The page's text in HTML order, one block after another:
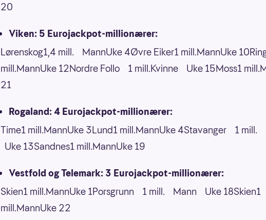
20
Viken: 5 Eurojackpot-millionærer:
Lørenskog1,4 mill. MannUke 4Øvre Eiker1 mill.MannUke
mill.MannUke 12Nordre Follo 1 mill.Kvinne Uke 15Moss1
21
Rogaland: 4 Eurojackpot-millionærer:
Time1 mill.MannUke 3Lund1 mill.MannUke 4Stavanger 1
Uke 13Sandnes1 mill.MannUke 19
Vestfold og Telemark: 3 Eurojackpot-millionærer:
Skien1 mill.MannUke 1Porsgrunn 1 mill. Mann Uke 18Skien1
mill.MannUke 22